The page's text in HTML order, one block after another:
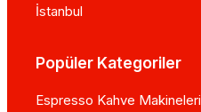
İstanbul
Popüler Kategoriler
Espresso Kahve Makineleri